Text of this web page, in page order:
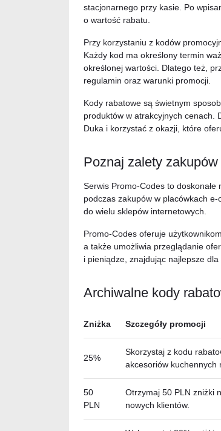
stacjonarnego przy kasie. Po
o wartość rabatu.
Przy korzystaniu z kodów
Każdy kod ma określony termin
określonej wartości. Dlatego też,
regulamin oraz warunki promocji.
Kody rabatowe są świetnym
produktów w atrakcyjnych cenach.
Duka i korzystać z okazji, które
Poznaj zalety
Serwis Promo-Codes to
podczas zakupów w placówkach
do wielu sklepów internetowych.
Promo-Codes oferuje
a także umożliwia przeglądanie
i pieniądze, znajdując najlepsze dla
Archiwalne kody
Zniżka Szczegóły promocji
25%
Skorzystaj z kodu
akcesoriów kuchennych
50
PLN
Otrzymaj 50 PLN zniżki
nowych klientów.